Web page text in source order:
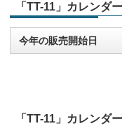
「TT-11」カレンダ
今年の販売開始日
「TT-11」カレンダ